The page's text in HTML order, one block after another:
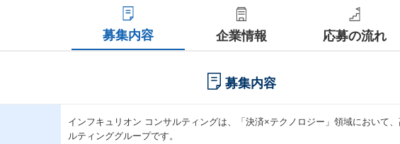
募集内容 企業情報 応募の流れ
募集内容
インフキュリオン コンサルティングは、「決済×テクノロジー」領域において
ルティンググループです。